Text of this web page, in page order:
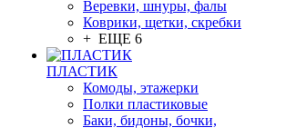
Веревки, шнуры, фалы
Коврики, щетки, скребки
+ ЕЩЕ 6
ПЛАСТИК
Комоды, этажерки
Полки пластиковые
Баки, бидоны, бочки,